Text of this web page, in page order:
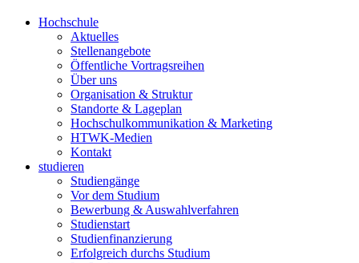
Hochschule
Aktuelles
Stellenangebote
Öffentliche Vortragsreihen
Über uns
Organisation & Struktur
Standorte & Lageplan
Hochschulkommunikation & Marketing
HTWK-Medien
Kontakt
studieren
Studiengänge
Vor dem Studium
Bewerbung & Auswahlverfahren
Studienstart
Studienfinanzierung
Erfolgreich durchs Studium